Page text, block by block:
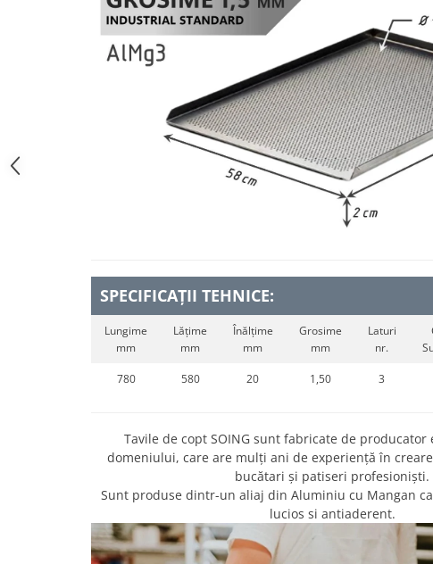
SPECIFICAȚII TEHNICE:
Lungime
mm
Lățime
mm
Înălțime
mm
Grosime
mm
Laturi
nr.
780 580 20 1,50 3
Tavile de copt SOING sunt fabricate de
domeniului, care are mulți ani de experiență în
bucătari și patiseri profesioniști.
Sunt produse dintr-un aliaj din Aluminiu cu Mangan
lucios si antiaderent.